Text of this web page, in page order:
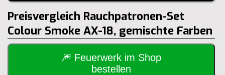
Hersteller: ---
Preisvergleich Rauchpatronen-Set
Colour Smoke AX-18, gemischte Farben
🎆 Feuerwerk im Shop
bestellen